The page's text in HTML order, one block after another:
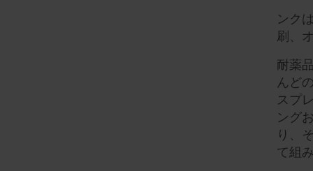
ンク
刷、
耐薬
んど
スプ
ング
り、
て組